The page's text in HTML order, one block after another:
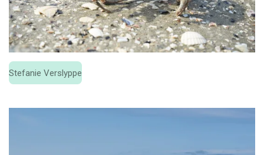
Stefanie Verslyppe